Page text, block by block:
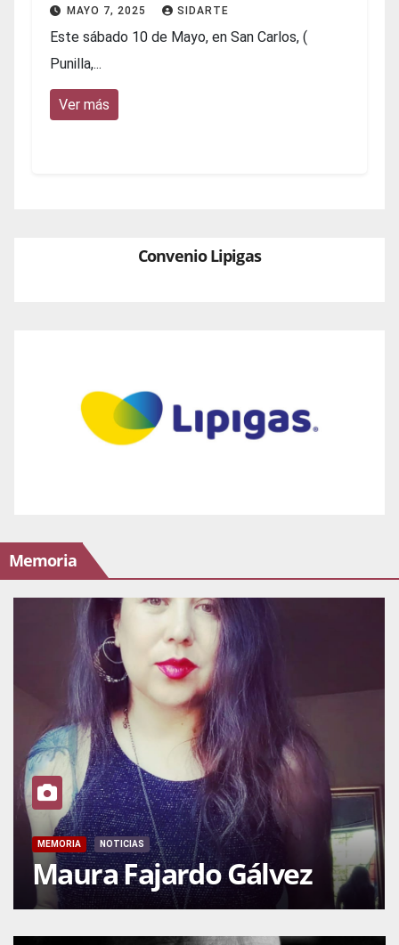
MAYO 7, 2025 SIDARTE
Este sábado 10 de Mayo, en San Carlos, (
Punilla,...
Ver más
Convenio Lipigas
Memoria
MEMORIA NOTICIAS
Maura Fajardo Gálvez